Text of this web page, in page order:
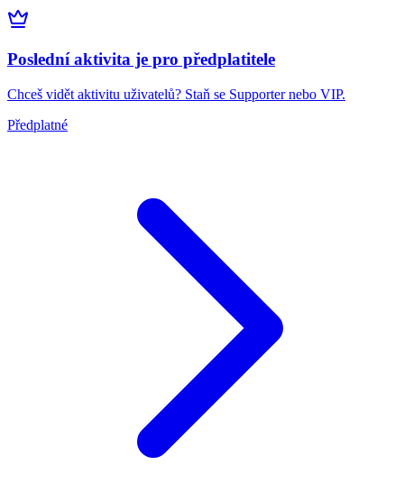
Poslední aktivita je pro předplatitele
Chceš vidět aktivitu uživatelů? Staň se Supporter nebo VIP.
Předplatné